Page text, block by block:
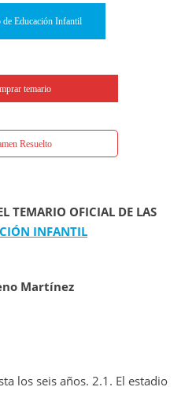
de Educación Infantil
temario
Resuelto
TEMARIO OFICIAL DE LAS
INFANTIL
Martínez
los seis años. 2.1. El estadio